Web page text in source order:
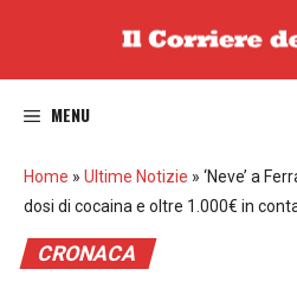
MENU
Home » Ultime Notizie » ‘Neve’ a
dosi di cocaina e oltre 1.000€ in
CRONACA